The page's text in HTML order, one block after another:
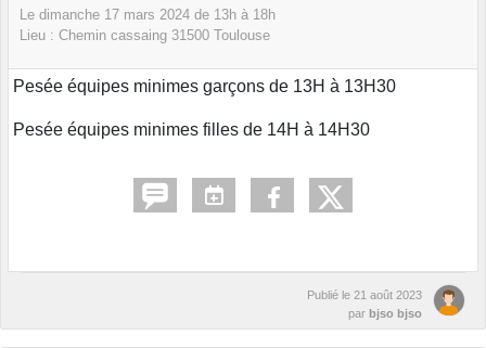
Le dimanche 17 mars 2024 de 13h à 18h
Lieu : Chemin cassaing 31500 Toulouse
Pesée équipes minimes garçons de 13H à 13H30
Pesée équipes minimes filles de 14H à 14H30
Publié le 21 août 2023
par bjso bjso